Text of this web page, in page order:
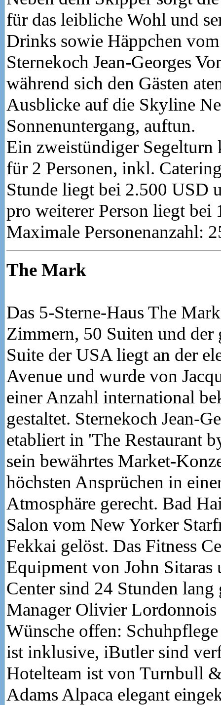
für das leibliche Wohl und
Drinks sowie Häppchen
Sternekoch Jean-Georges
während sich den Gästen
Ausblicke auf die Skyline
Sonnenuntergang, auftun.
Ein zweistündiger Segelturn
für 2 Personen, inkl.
Stunde liegt bei 2.500 USD
pro weiterer Person liegt bei
Maximale Personenanzahl:
The Mark
Das 5-Sterne-Haus The
Zimmern, 50 Suiten und der
Suite der USA liegt an der
Avenue und wurde von
einer Anzahl international
gestaltet. Sternekoch Jean-
etabliert in 'The Restaurant
sein bewährtes Market-
höchsten Ansprüchen in
Atmosphäre gerecht. Bad
Salon vom New Yorker
Fekkai gelöst. Das Fitness
Equipment von John Sitaras
Center sind 24 Stunden lang
Manager Olivier Lordonnois
Wünsche offen:
ist inklusive, iButler sind
Hotelteam ist von Turnbull
Adams Alpaca elegant